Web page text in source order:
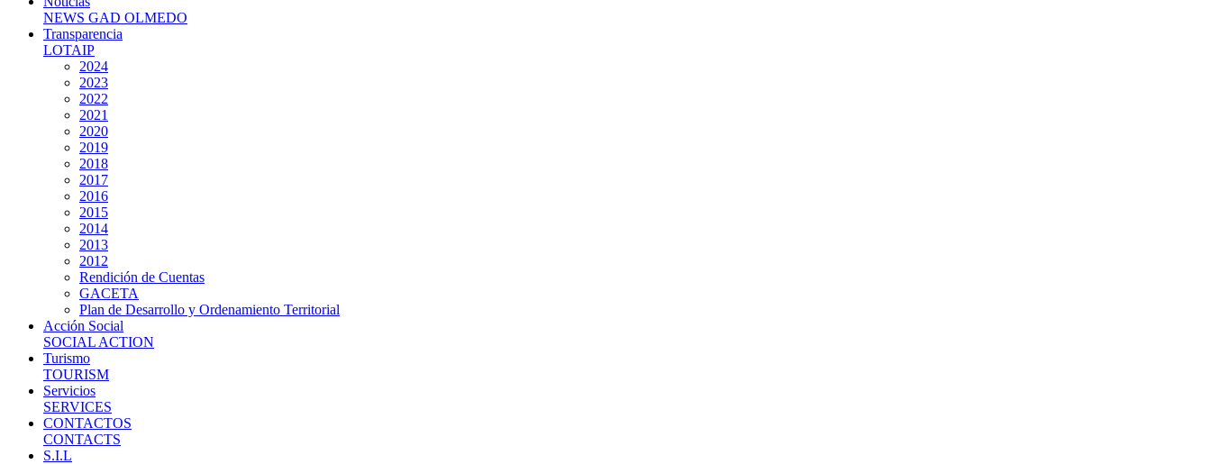
NEWS GAD OLMEDO
Transparencia
LOTAIP
2024
2023
2022
2021
2020
2019
2018
2017
2016
2015
2014
2013
2012
Rendición de Cuentas
GACETA
Plan de Desarrollo y Ordenamiento Territorial
Acción Social
SOCIAL ACTION
Turismo
TOURISM
Servicios
SERVICES
CONTACTOS
CONTACTS
S.I.L